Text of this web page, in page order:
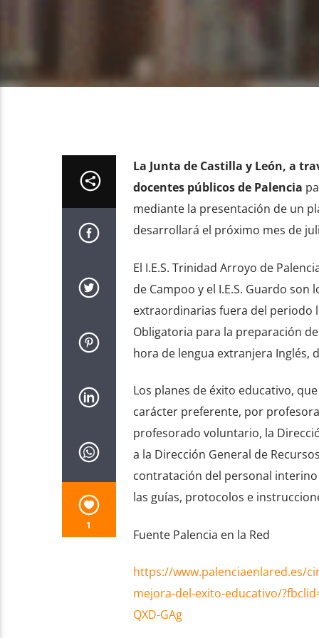
1
La Junta de Castilla y León, a
docentes públicos de Palencia
mediante la presentación de un
desarrollará el próximo mes de
El I.E.S. Trinidad Arroyo de
de Campoo y el I.E.S. Guardo
extraordinarias fuera del periodo
Obligatoria para la preparación
hora de lengua extranjera Inglés,
Los planes de éxito educativo,
carácter preferente, por
profesorado voluntario, la
a la Dirección General de
contratación del personal
las guías, protocolos e
Fuente Palencia en la Red
https://www.palenciaenlared.es/
mejora-del-exito-educativo/
QXD-GAg